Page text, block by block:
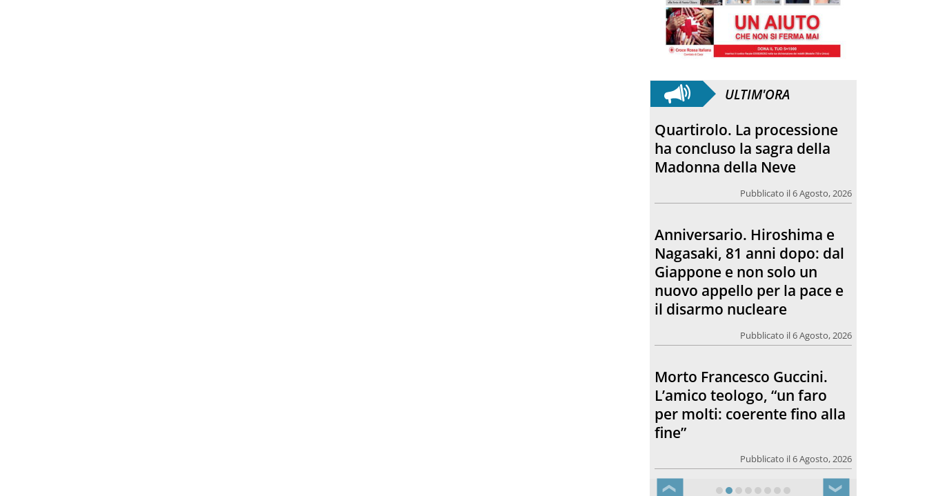
ULTIM'ORA
Quartirolo. La processione
ha concluso la sagra della
Madonna della Neve
Pubblicato il 6 Agosto, 2026
Anniversario. Hiroshima e
Nagasaki, 81 anni dopo: dal
Giappone e non solo un
nuovo appello per la pace e
il disarmo nucleare
Pubblicato il 6 Agosto, 2026
Morto Francesco Guccini.
L’amico teologo, “un faro
per molti: coerente fino alla
fine”
Pubblicato il 6 Agosto, 2026
❮ ❯